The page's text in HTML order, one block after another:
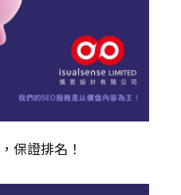
，保證排名！